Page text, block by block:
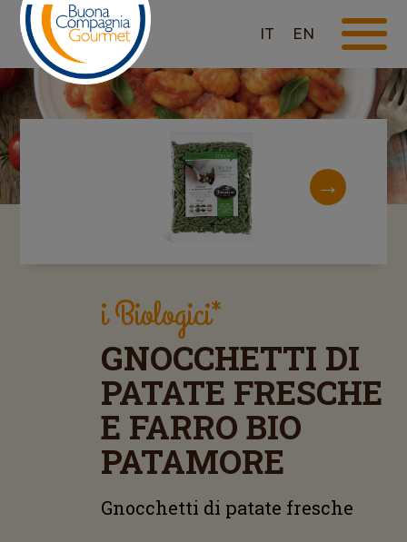
IT EN
i Biologici*
GNOCCHETTI DI
PATATE FRESCHE
E FARRO BIO
PATAMORE
Gnocchetti di patate fresche